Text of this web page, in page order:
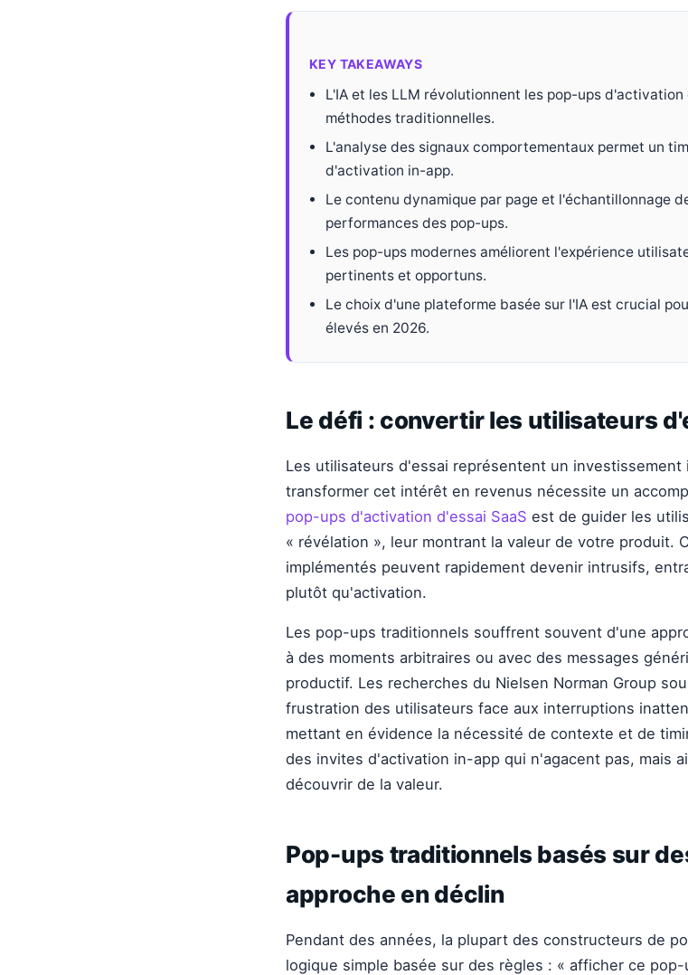
KEY TAKEAWAYS
L'IA et les LLM révolutionnent les pop-ups
méthodes traditionnelles.
L'analyse des signaux comportementaux permet un
d'activation in-app.
Le contenu dynamique par page et l'échantillonnage
performances des pop-ups.
Les pop-ups modernes améliorent l'expérience
pertinents et opportuns.
Le choix d'une plateforme basée sur l'IA est crucial
élevés en 2026.
Le défi : convertir les utilisateurs
Les utilisateurs d'essai représentent un
transformer cet intérêt en revenus nécessite un
pop-ups d'activation d'essai SaaS est de guider les
« révélation », leur montrant la valeur de votre produit.
implémentés peuvent rapidement devenir intrusifs,
plutôt qu'activation.
Les pop-ups traditionnels souffrent souvent d'une
à des moments arbitraires ou avec des messages
productif. Les recherches du Nielsen Norman Group
frustration des utilisateurs face aux interruptions
mettant en évidence la nécessité de contexte et de
des invites d'activation in-app qui n'agacent pas, mais
découvrir de la valeur.
Pop-ups traditionnels basés sur
approche en déclin
Pendant des années, la plupart des constructeurs de
logique simple basée sur des règles : « afficher ce